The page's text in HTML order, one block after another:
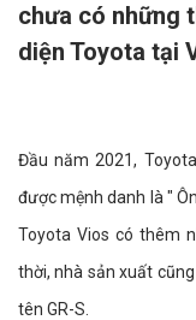
chưa có những
diện Toyota tại
Đầu năm 2021,
được mệnh danh là "
Toyota Vios có thêm
thời, nhà sản xuất
tên GR-S.